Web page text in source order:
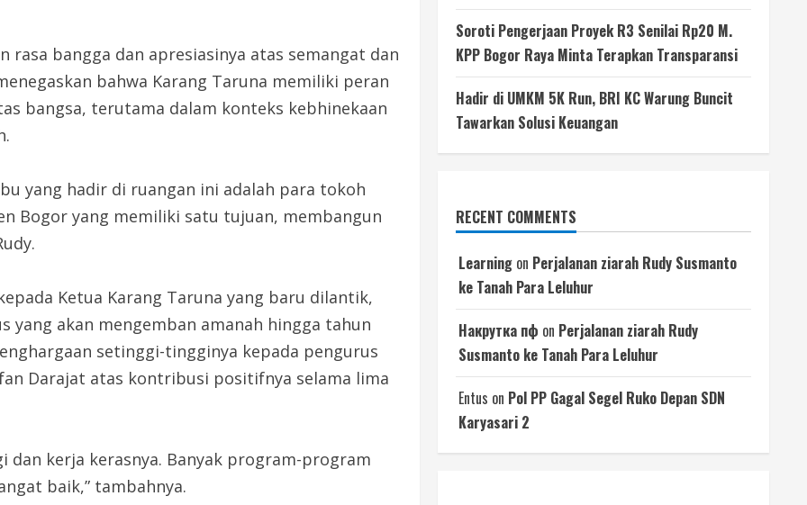
rasa bangga dan apresiasinya atas semangat dan
bahwa Karang Taruna memiliki peran
bangsa, terutama dalam konteks kebhinekaan
yang hadir di ruangan ini adalah para tokoh
Bogor yang memiliki satu tujuan, membangun
Ketua Karang Taruna yang baru dilantik,
yang akan mengemban amanah hingga tahun
setinggi-tingginya kepada pengurus
Darajat atas kontribusi positifnya selama lima
dan kerja kerasnya. Banyak program-program
baik,” tambahnya.
Soroti Pengerjaan Proyek R3 Senilai Rp20 M.
KPP Bogor Raya Minta Terapkan Transparansi
Hadir di UMKM 5K Run, BRI KC Warung Buncit
Tawarkan Solusi Keuangan
RECENT COMMENTS
Learning on Perjalanan ziarah Rudy Susmanto
ke Tanah Para Leluhur
Накрутка пф on Perjalanan ziarah Rudy
Susmanto ke Tanah Para Leluhur
Entus on Pol PP Gagal Segel Ruko Depan SDN
Karyasari 2